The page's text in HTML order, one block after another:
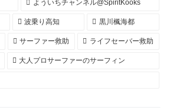
よういちチャンネル@SpiritKooks
波乗り高知 黒川楓海都
サーファー救助 ライフセーバー救助
大人プロサーファーのサーフィン